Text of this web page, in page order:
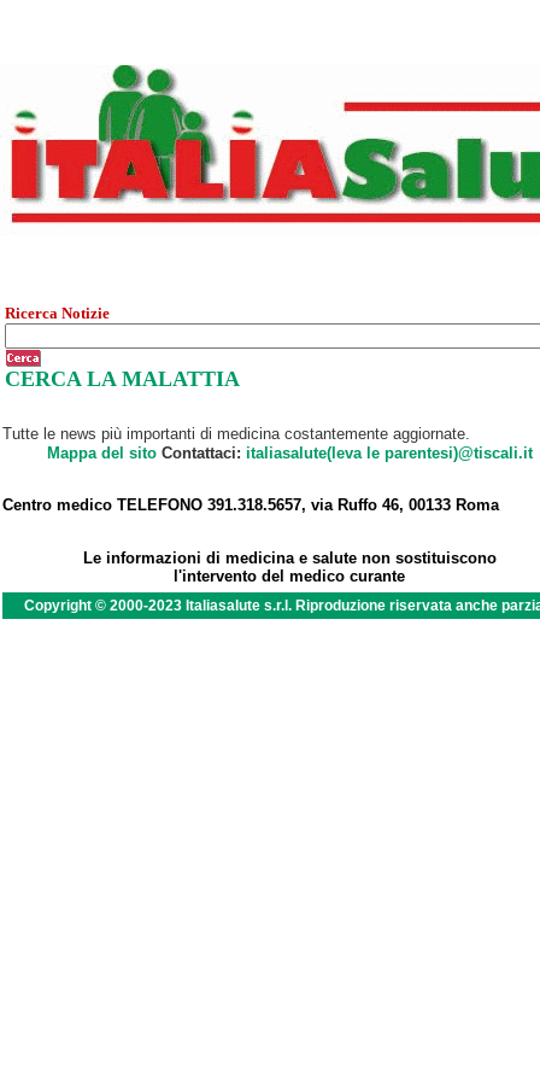
Ricerca Notizie
CERCA LA MALATTIA
Tutte le news più importanti di medicina costantemente aggiornate.
Mappa del sitoContattaci: italiasalute(leva le parentesi)@tiscali.it
Centro medico TELEFONO 391.318.5657, via Ruffo 46, 00133 Roma
Le informazioni di medicina e salute non sostituiscono
l'intervento del medico curante
Copyright © 2000-2023 Italiasalute s.r.l. Riproduzione riservata anche